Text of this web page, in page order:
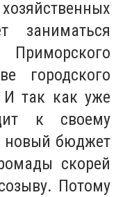
заниматься
городского
так как уже
к своему
новый бюджет
скорей
Потому